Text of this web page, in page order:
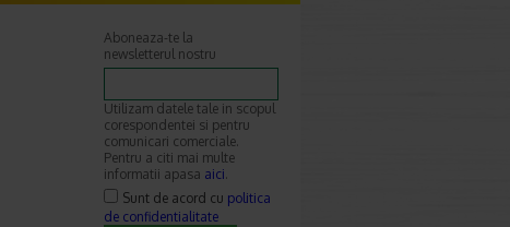
Aboneaza-te la
newsletterul nostru
Utilizam datele tale in scopul
corespondentei si pentru
comunicari comerciale.
Pentru a citi mai multe
informatii apasa aici.
Sunt de acord cu politica
de confidentialitate